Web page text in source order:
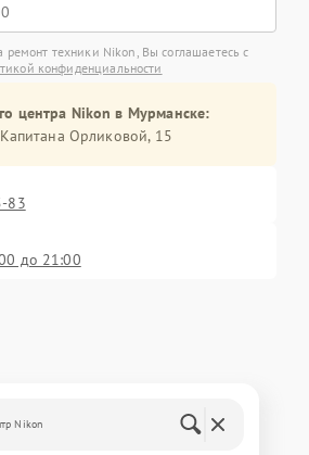
ремонт техники Nikon, Вы соглашаетесь с
конфиденциальности
центра Nikon в Мурманске:
Орликовой, 15
83
до 21:00
Nikon